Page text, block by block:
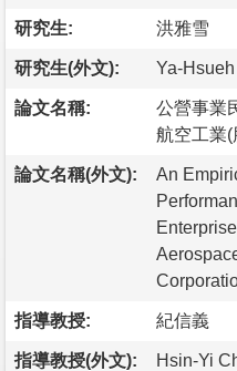
研究生: 洪雅雪
研究生(外文): Ya-
論文名稱:
公營事業
航空工業(
論文名稱(外文):
An
指導教授: 紀信義
指導教授(外文): Hsin-Yi